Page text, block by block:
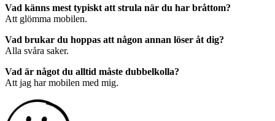
Vad känns mest typiskt att strula när du har bråttom?
Att glömma mobilen.
Vad brukar du hoppas att någon annan löser åt dig?
Alla svåra saker.
Vad är något du alltid måste dubbelkolla?
Att jag har mobilen med mig.